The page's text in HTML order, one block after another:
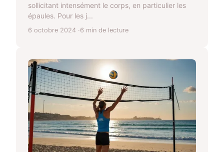
sollicitant intensément le corps, en particulier les
épaules. Pour les j...
6 octobre 2024 6 min de lecture